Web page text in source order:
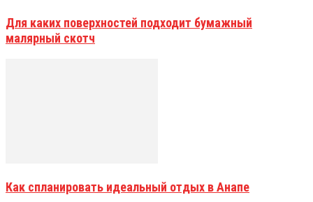
Для каких поверхностей подходит бумажный
малярный скотч
Как спланировать идеальный отдых в Анапе